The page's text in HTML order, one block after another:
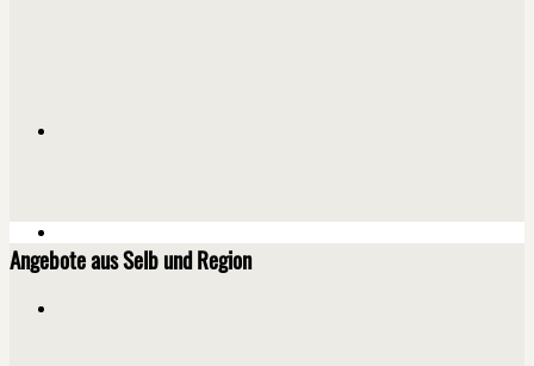
Angebote aus Selb und Region